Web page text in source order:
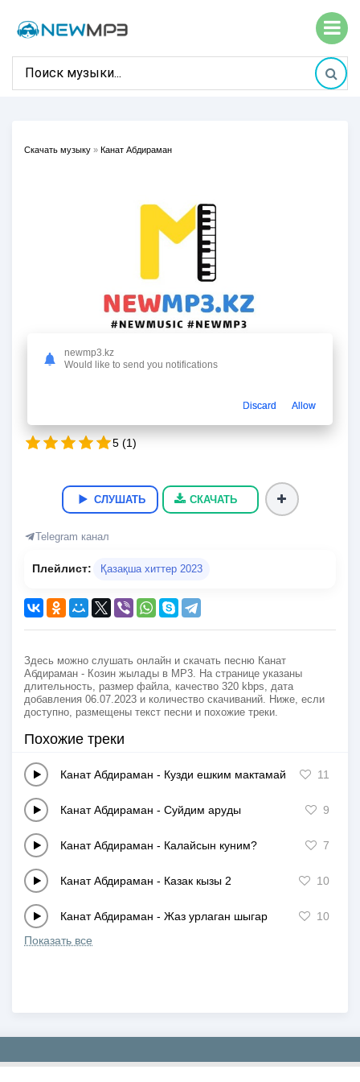
Скачать музыку » Канат Абдираман
Козин жылады
06.07.2023 66
5 (1)
СЛУШАТЬ СКАЧАТЬ
Telegram канал
Плейлист: Қазақша хиттер 2023
Здесь можно слушать онлайн и скачать песню Канат
Абдираман - Козин жылады в MP3. На странице указаны
длительность, размер файла, качество 320 kbps, дата
добавления 06.07.2023 и количество скачиваний. Ниже, если
доступно, размещены текст песни и похожие треки.
Похожие треки
Канат Абдираман - Кузди ешким мактамайды 11
Канат Абдираман - Суйдим аруды 9
Канат Абдираман - Калайсын куним? 7
Канат Абдираман - Казак кызы 2 10
Канат Абдираман - Жаз урлаган шыгар
10
Показать все
Copyright © 2019-2026 NEWMP3.KZ. Все права защищены.
newmp3.kz
Would like to send you notifications
Discard Allow